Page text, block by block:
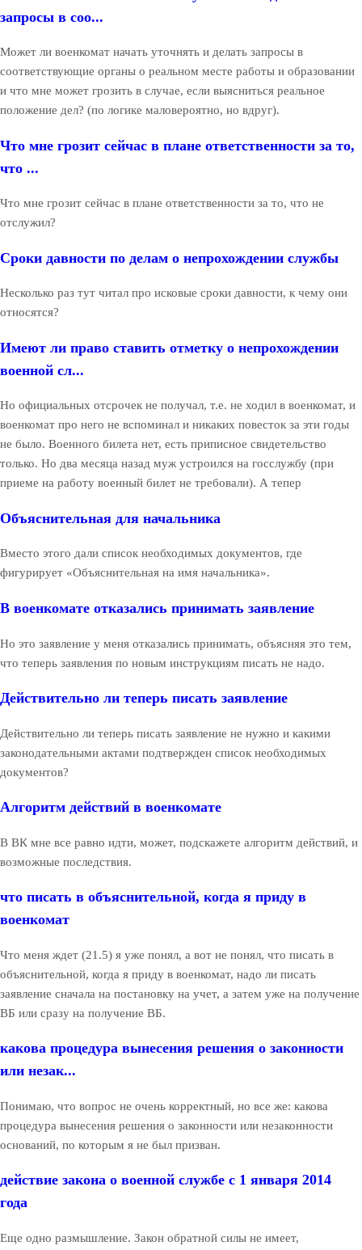
запросы в соо...
Может ли военкомат начать уточнять и делать запросы в
соответствующие органы о реальном месте работы и образовании
и что мне может грозить в случае, если выясниться реальное
положение дел? (по логике маловероятно, но вдруг).
Что мне грозит сейчас в плане ответственности за то,
что ...
Что мне грозит сейчас в плане ответственности за то, что не
отслужил?
Сроки давности по делам о непрохождении службы
Несколько раз тут читал про исковые сроки давности, к чему они
относятся?
Имеют ли право ставить отметку о непрохождении
военной сл...
Но официальных отсрочек не получал, т.е. не ходил в военкомат, и
военкомат про него не вспоминал и никаких повесток за эти годы
не было. Военного билета нет, есть приписное свидетельство
только. Но два месяца назад муж устроился на госслужбу (при
приеме на работу военный билет не требовали). А тепер
Объяснительная для начальника
Вместо этого дали список необходимых документов, где
фигурирует «Объяснительная на имя начальника».
В военкомате отказались принимать заявление
Но это заявление у меня отказались принимать, объясняя это тем,
что теперь заявления по новым инструкциям писать не надо.
Действительно ли теперь писать заявление
Действительно ли теперь писать заявление не нужно и какими
законодательными актами подтвержден список необходимых
документов?
Алгоритм действий в военкомате
В ВК мне все равно идти, может, подскажете алгоритм действий, и
возможные последствия.
что писать в объяснительной, когда я приду в
военкомат
Что меня ждет (21.5) я уже понял, а вот не понял, что писать в
объяснительной, когда я приду в военкомат, надо ли писать
заявление сначала на постановку на учет, а затем уже на получение
ВБ или сразу на получение ВБ.
какова процедура вынесения решения о законности
или незак...
Понимаю, что вопрос не очень корректный, но все же: какова
процедура вынесения решения о законности или незаконности
оснований, по которым я не был призван.
действие закона о военной службе с 1 января 2014
года
Еще одно размышление. Закон обратной силы не имеет,